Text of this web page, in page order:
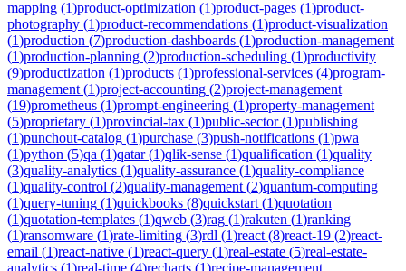
mapping (1)product-optimization (1)product-pages (1)product-
photography (1)product-recommendations (1)product-visualization
(1)production (7)production-dashboards (1)production-management
(1)production-planning (2)production-scheduling (1)productivity
(9)productization (1)products (1)professional-services (4)program-
management (1)project-accounting (2)project-management
(19)prometheus (1)prompt-engineering (1)property-management
(5)proprietary (1)provincial-tax (1)public-sector(1)publishing
(1)punchout-catalog (1)purchase (3)push-notifications (1)pwa
(1)python (5)qa (1)qatar(1)qlik-sense (1)qualification (1)quality
(3)quality-analytics (1)quality-assurance (1)quality-compliance
(1)quality-control (2)quality-management (2)quantum-computing
(1)query-tuning (1)quickbooks (8)quickstart (1)quotation
(1)quotation-templates (1)qweb (3)rag (1)rakuten (1)ranking
(1)ransomware (1)rate-limiting (3)rdl (1)react (8)react-19 (2)react-
email (1)react-native (1)react-query (1)real-estate (5)real-estate-
analytics (1)real-time (4)recharts (1)recipe-management